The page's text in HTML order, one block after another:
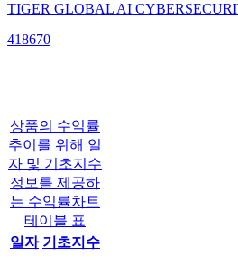
TIGER GLOBAL AI
418670
상품의 수익률
추이를 위해 일
자 및 기초지수
정보를 제공하
는 수익률차트
테이블 표
일자 기초지수